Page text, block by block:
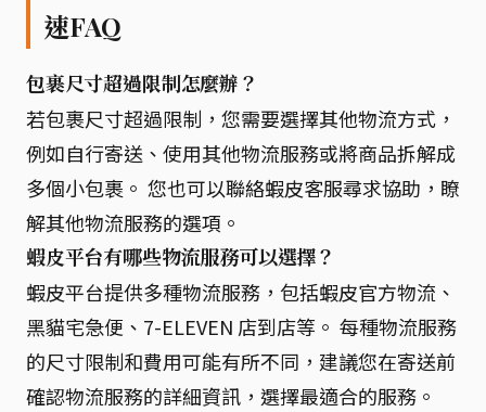
速FAQ
包裹尺寸超過限制怎麼辦？
若包裹尺寸超過限制，您需要選擇其他物流方式，
例如自行寄送、使用其他物流服務或將商品拆解成
多個小包裹。 您也可以聯絡蝦皮客服尋求協助，瞭
解其他物流服務的選項。
蝦皮平台有哪些物流服務可以選擇？
蝦皮平台提供多種物流服務，包括蝦皮官方物流、
黑貓宅急便、7-ELEVEN 店到店等。 每種物流服務
的尺寸限制和費用可能有所不同，建議您在寄送前
確認物流服務的詳細資訊，選擇最適合的服務。